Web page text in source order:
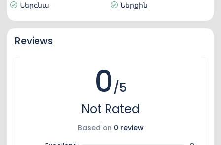
Ներգնա Ներքին
Reviews
0/5
Not Rated
Based on 0 review